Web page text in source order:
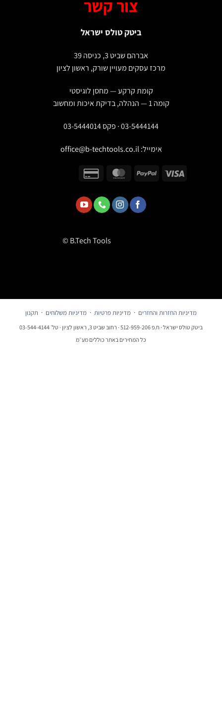
צור קשר
ביטק טולס ישראל
אברהם שביט 3, כניסה 39
מרכז עסקים מעויין שורק, ראשון לציון
קומת קרקע — מחסן לוגיסטי
03-5444144 · פקס 03-5444014
אימייל:office@b-techtools.co.il
© B.Tech Tools
מדיניות החזרות והחזרים ·מדיניות פרטיות·מדיניות משלוחים·תקנון
ביטק טולס ישראל · ח.פ 512-959-206 · רחוב שביט 3, ראשון לציון · טל׳ 03-544-4144
כל המחירים באתר כוללים מע״מ